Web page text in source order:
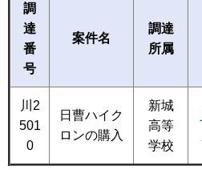
調
達
番
号
案件名
調達
所属
川2
501
0
日曹ハイク
ロンの購入
新城
高等
学校